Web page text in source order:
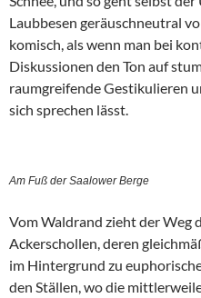
Laubbesen geräuschneutral
komisch, als wenn man bei
Diskussionen den Ton auf
raumgreifende Gestikulieren
sich sprechen lässt.
Am Fuß der Saalower Berge
Vom Waldrand zieht der Weg
Ackerschollen, deren
im Hintergrund zu
den Ställen, wo die